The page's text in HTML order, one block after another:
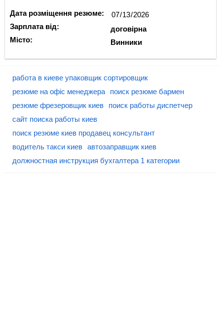
Дата розміщення резюме:
Зарплата від:
Місто:
договірна
Винники
работа в киеве упаковщик сортировщик
резюме на офіс менеджера
поиск резюме бармен
резюме фрезеровщик киев
поиск работы диспетчер
сайт поиска работы киев
поиск резюме киев продавец консультант
водитель такси киев автозаправщик киев
должностная инструкция бухгалтера 1 категории